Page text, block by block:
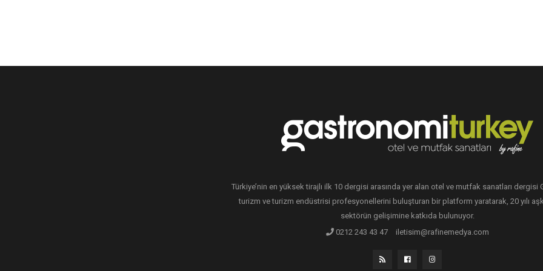
Türkiye’nin en yüksek tirajlı ilk 10 dergisi arasında yer alan otel ve mutfak sanatları dergisi
turizm ve turizm endüstrisi profesyonellerini buluşturan bir platform yaratarak, 20 yılı
sektörün gelişimine katkıda bulunuyor.
0212 243 43 47
iletisim@rafinemedya.com